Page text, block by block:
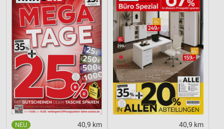
40,9 km 40,9 km
Funktional
Werbung